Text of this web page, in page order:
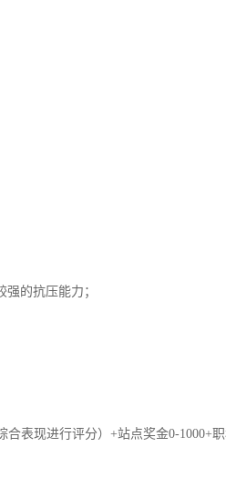
的抗压能力；
表现进行评分）+站点奖金0-1000+职